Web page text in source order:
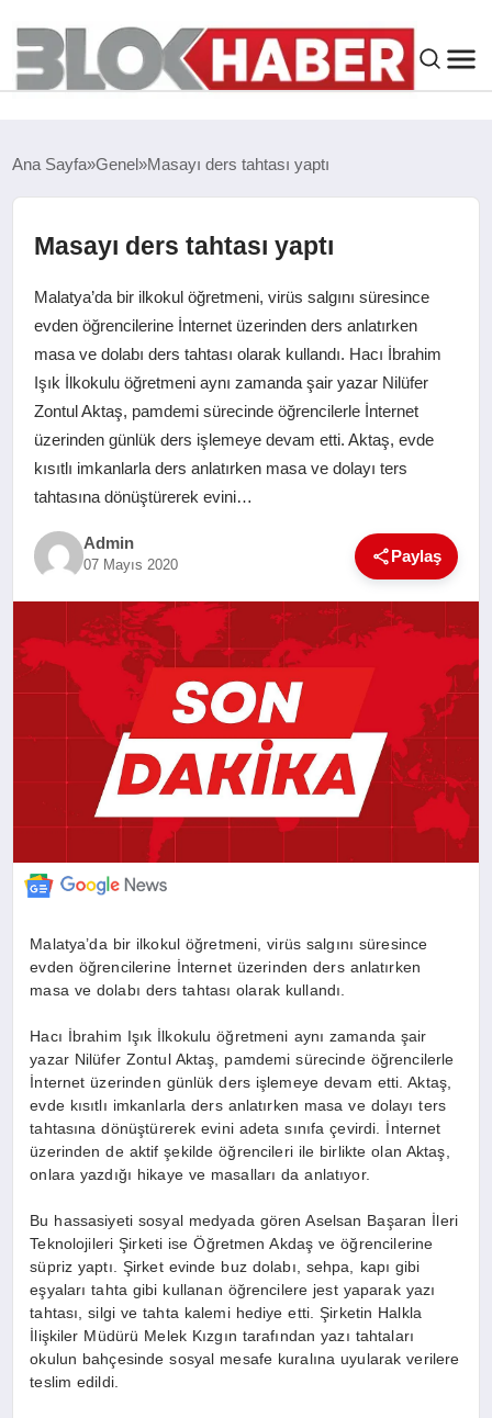
ASAYIŞ
ÇEVRE
SPOR
EKONOMI
EĞITIM
YAŞAM
SANAT
Ana Sayfa Genel Masayı ders tahtası yaptı
Masayı ders tahtası yaptı
Malatya’da bir ilkokul öğretmeni, virüs salgını süresince
evden öğrencilerine İnternet üzerinden ders anlatırken
masa ve dolabı ders tahtası olarak kullandı. Hacı İbrahim
Işık İlkokulu öğretmeni aynı zamanda şair yazar Nilüfer
Zontul Aktaş, pamdemi sürecinde öğrencilerle İnternet
üzerinden günlük ders işlemeye devam etti. Aktaş, evde
kısıtlı imkanlarla ders anlatırken masa ve dolayı ters
tahtasına dönüştürerek evini…
Admin
07 Mayıs 2020 Paylaş
Malatya’da bir ilkokul öğretmeni, virüs salgını süresince
evden öğrencilerine İnternet üzerinden ders anlatırken
masa ve dolabı ders tahtası olarak kullandı.
Hacı İbrahim Işık İlkokulu öğretmeni aynı zamanda şair
yazar Nilüfer Zontul Aktaş, pamdemi sürecinde öğrencilerle
İnternet üzerinden günlük ders işlemeye devam etti. Aktaş,
evde kısıtlı imkanlarla ders anlatırken masa ve dolayı ters
tahtasına dönüştürerek evini adeta sınıfa çevirdi. İnternet
üzerinden de aktif şekilde öğrencileri ile birlikte olan Aktaş,
onlara yazdığı hikaye ve masalları da anlatıyor.
Bu hassasiyeti sosyal medyada gören Aselsan Başaran İleri
Teknolojileri Şirketi ise Öğretmen Akdaş ve öğrencilerine
süpriz yaptı. Şirket evinde buz dolabı, sehpa, kapı gibi
eşyaları tahta gibi kullanan öğrencilere jest yaparak yazı
tahtası, silgi ve tahta kalemi hediye etti. Şirketin Halkla
İlişkiler Müdürü Melek Kızgın tarafından yazı tahtaları
okulun bahçesinde sosyal mesafe kuralına uyularak verilere
teslim edildi.